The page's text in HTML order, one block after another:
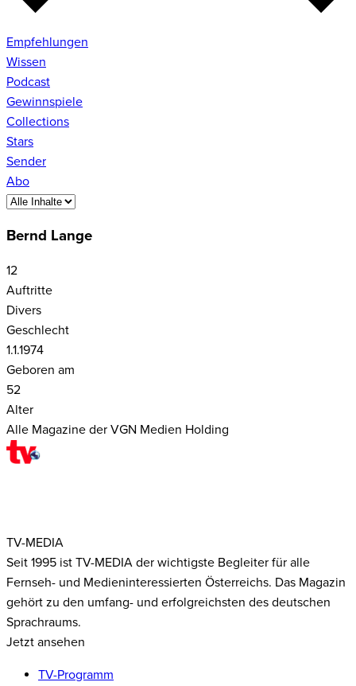
Empfehlungen
Wissen
Podcast
Gewinnspiele
Collections
Stars
Sender
Abo
Bernd Lange
12
Auftritte
Divers
Geschlecht
1.1.1974
Geboren am
52
Alter
Alle Magazine der VGN Medien Holding
TV-MEDIA
Seit 1995 ist TV-MEDIA der wichtigste Begleiter für alle
Fernseh- und Medieninteressierten Österreichs. Das Magazin
gehört zu den umfang- und erfolgreichsten des deutschen
Sprachraums.
Jetzt ansehen
TV-Programm